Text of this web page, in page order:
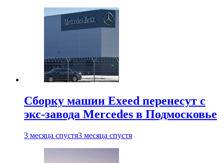
Сборку машин Exeed перенесут с
экс-завода Mercedes в Подмосковье
3 месяца спустя3 месяца спустя